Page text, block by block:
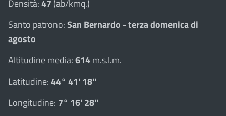
Densità:47 (ab/kmq.)
Santo patrono:San Bernardo - terza domenica di
agosto
Altitudine media:614m.s.l.m.
Latitudine:44° 41' 18''
Longitudine: 7° 16' 28''